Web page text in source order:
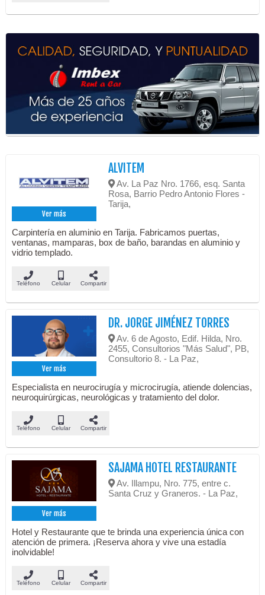
Ver más
ALVITEM
Av. La Paz Nro. 1766, esq. Santa
Rosa, Barrio Pedro Antonio Flores -
Tarija,
Carpintería en aluminio en Tarija. Fabricamos puertas,
ventanas, mamparas, box de baño, barandas en aluminio y
vidrio templado.
Teléfono Celular Compartir
Ver más
DR. JORGE JIMÉNEZ TORRES
Av. 6 de Agosto, Edif. Hilda, Nro.
2455, Consultorios "Más Salud", PB,
Consultorio 8. - La Paz,
Especialista en neurocirugía y microcirugía, atiende dolencias,
neuroquirúrgicas, neurológicas y tratamiento del dolor.
Teléfono Celular Compartir
Ver más
SAJAMA HOTEL RESTAURANTE
Av. Illampu, Nro. 775, entre c.
Santa Cruz y Graneros. - La Paz,
Hotel y Restaurante que te brinda una experiencia única con
atención de primera. ¡Reserva ahora y vive una estadía
inolvidable!
Teléfono Celular Compartir